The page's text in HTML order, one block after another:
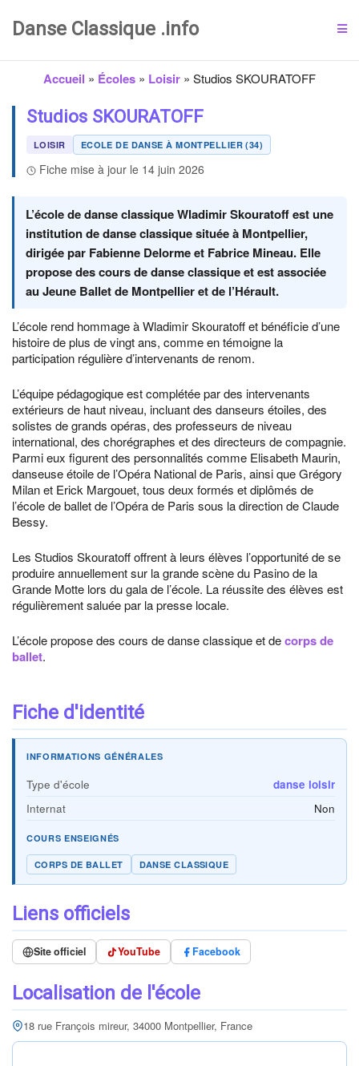
Danse Classique .info
Accueil » Écoles » Loisir » Studios SKOURATOFF
Studios SKOURATOFF
LOISIR ECOLE DE DANSE À MONTPELLIER (34)
Fiche mise à jour le 14 juin 2026
L’école de danse classique Wladimir Skouratoff est une
institution de danse classique située à Montpellier,
dirigée par Fabienne Delorme et Fabrice Mineau. Elle
propose des cours de danse classique et est associée
au Jeune Ballet de Montpellier et de l’Hérault.
L’école rend hommage à Wladimir Skouratoff et bénéficie d’une
histoire de plus de vingt ans, comme en témoigne la
participation régulière d’intervenants de renom.
L’équipe pédagogique est complétée par des intervenants
extérieurs de haut niveau, incluant des danseurs étoiles, des
solistes de grands opéras, des professeurs de niveau
international, des chorégraphes et des directeurs de compagnie.
Parmi eux figurent des personnalités comme Elisabeth Maurin,
danseuse étoile de l’Opéra National de Paris, ainsi que Grégory
Milan et Erick Margouet, tous deux formés et diplômés de
l’école de ballet de l’Opéra de Paris sous la direction de Claude
Bessy.
Les Studios Skouratoff offrent à leurs élèves l’opportunité de se
produire annuellement sur la grande scène du Pasino de la
Grande Motte lors du gala de l’école. La réussite des élèves est
régulièrement saluée par la presse locale.
L’école propose des cours de danse classique et decorps de
ballet.
Fiche d'identité
INFORMATIONS GÉNÉRALES
Type d'école
danse loisir
Internat
Non
COURS ENSEIGNÉS
CORPS DE BALLET DANSE CLASSIQUE
Liens officiels
Site officiel YouTube Facebook
Localisation de l'école
18 rue François mireur, 34000 Montpellier, France